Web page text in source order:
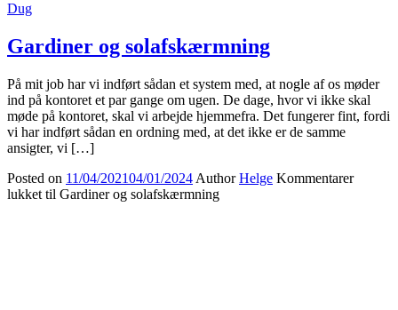
Dug
Gardiner og solafskærmning
På mit job har vi indført sådan et system med, at nogle af os møder
ind på kontoret et par gange om ugen. De dage, hvor vi ikke skal
møde på kontoret, skal vi arbejde hjemmefra. Det fungerer fint, fordi
vi har indført sådan en ordning med, at det ikke er de samme
ansigter, vi […]
Posted on 11/04/202104/01/2024 Author Helge Kommentarer
lukket til Gardiner og solafskærmning